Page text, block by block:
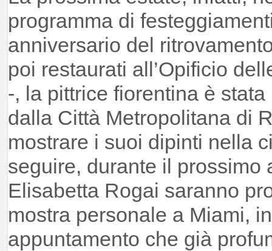
programma di
anniversario del
poi restaurati all’Opificio
-, la pittrice fiorentina è
dalla Città Metropolitana di
mostrare i suoi dipinti nella
seguire, durante il prossimo
Elisabetta Rogai saranno
mostra personale a Miami,
appuntamento che già